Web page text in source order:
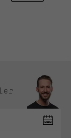
des offres plus
conseils sur mesure.